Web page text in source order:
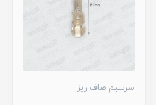
سرسیم صاف ریز